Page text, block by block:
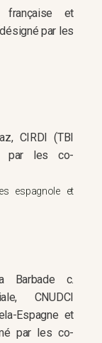
française et
par les
CIRDI (TBI
par les co-
espagnole et
Barbade c.
CNUDCI
Espagne et
par les co-